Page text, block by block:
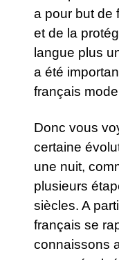
a pour but de
et de la
langue plus
a été
français
Donc vous
certaine
une nuit,
plusieurs
siècles. A
français se
connaissons